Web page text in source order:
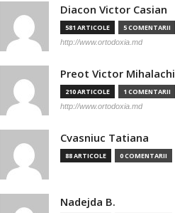
Diacon Victor Casian
581 ARTICOLE 5 COMENTARII
http://www.ortodoxia.md
Preot Victor Mihalachi
210 ARTICOLE 1 COMENTARII
http://www.ortodoxia.md
Cvasniuc Tatiana
88 ARTICOLE 0 COMENTARII
Nadejda B.